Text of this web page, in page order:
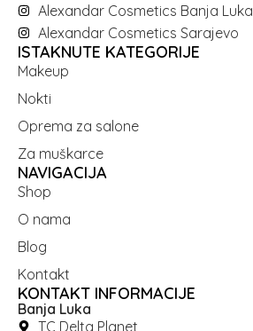
Alexandar Cosmetics Banja Luka
Alexandar Cosmetics Sarajevo
ISTAKNUTE KATEGORIJE
Makeup
Nokti
Oprema za salone
Za muškarce
NAVIGACIJA
Shop
O nama
Blog
Kontakt
KONTAKT INFORMACIJE
Banja Luka
TC Delta Planet